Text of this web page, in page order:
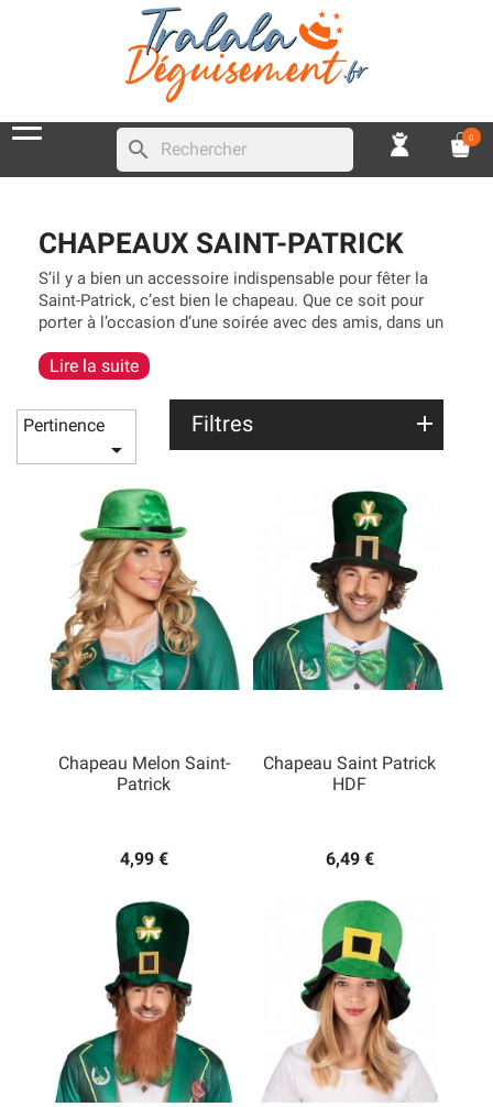
search 0
CHAPEAUX SAINT-PATRICK
S’il y a bien un accessoire indispensable pour fêter la
Saint-Patrick, c’est bien le chapeau. Que ce soit pour
porter à l’occasion d’une soirée avec des amis, dans un
entrer en boîte de nuit, c’est l’accessoire parfait. Il existe
sont même vendus avec la fausse barbe rousse.
Pour les femmes qui sont à la recherche d’un
Saint-Patrickconstitué d’un petit chapeau décoré avec
un trèfle, plus sobre et facile à porter que le chapeau.
C’est aussi très pratique pour ne pas être décoiffée.
Lire la suite
Pertinence

Filtres
Chapeau Melon Saint-
Patrick
4,99 €
Chapeau Saint Patrick
HDF
6,49 €